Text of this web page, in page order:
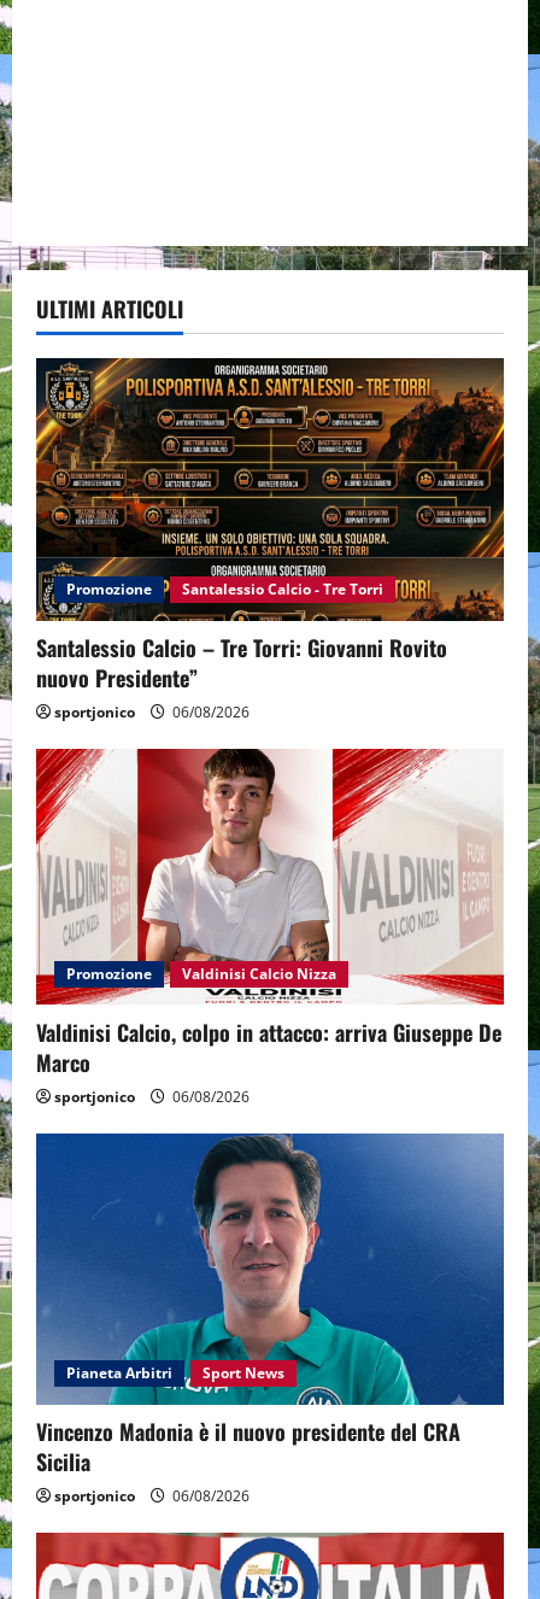
ULTIMI ARTICOLI
Promozione Santalessio Calcio - Tre Torri
Santalessio Calcio – Tre Torri: Giovanni Rovito
nuovo Presidente”
sportjonico 06/08/2026
Promozione Valdinisi Calcio Nizza
Valdinisi Calcio, colpo in attacco: arriva Giuseppe De
Marco
sportjonico 06/08/2026
Pianeta Arbitri Sport News
Vincenzo Madonia è il nuovo presidente del CRA
Sicilia
sportjonico 06/08/2026